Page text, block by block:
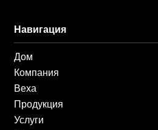
o
o
k
-
ф
г
р
d
i
Навигация
Дом
Компания
Веха
Продукция
Услуги